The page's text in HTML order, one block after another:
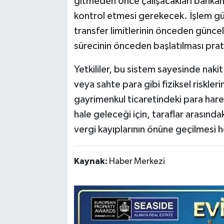
kontrol etmesi gerekecek. İşlem
transfer limitlerinin önceden
sürecinin önceden başlatılması
Yetkililer, bu sistem sayesinde nakit
veya sahte para gibi fiziksel
gayrimenkul ticaretindeki para
hale geleceği için, taraflar
vergi kayıplarının önüne geçilmesi
Kaynak: Haber Merkezi